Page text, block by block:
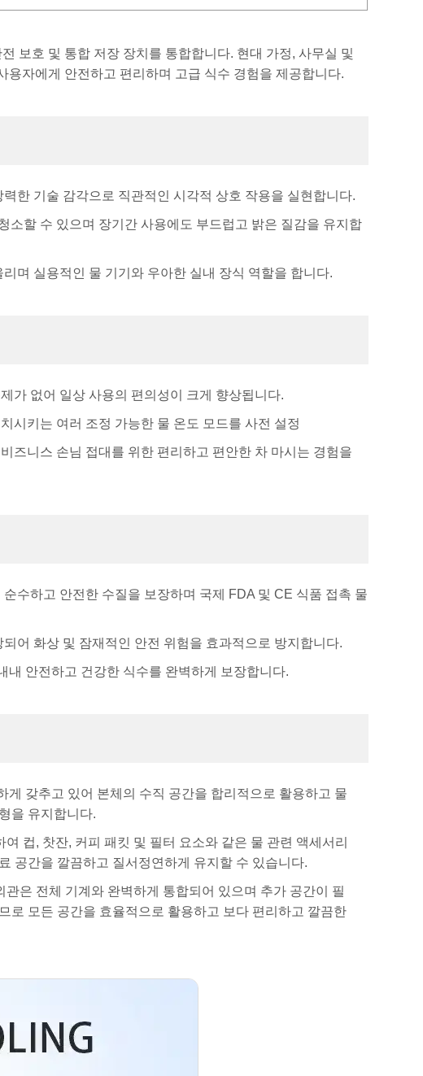
보호 및 통합 저장 장치를 통합합니다. 현대 가정, 사무실 및
자에게 안전하고 편리하며 고급 식수 경험을 제공합니다.
한 기술 감각으로 직관적인 시각적 상호 작용을 실현합니다.
소할 수 있으며 장기간 사용에도 부드럽고 밝은 질감을 유지합
며 실용적인 물 기기와 우아한 실내 장식 역할을 합니다.
가 없어 일상 사용의 편의성이 크게 향상됩니다.
시키는 여러 조정 가능한 물 온도 모드를 사전 설정
즈니스 손님 접대를 위한 편리하고 편안한 차 마시는 경험을
수하고 안전한 수질을 보장하며 국제 FDA 및 CE 식품 접촉 물
어 화상 및 잠재적인 안전 위험을 효과적으로 방지합니다.
내 안전하고 건강한 식수를 완벽하게 보장합니다.
갖추고 있어 본체의 수직 공간을 합리적으로 활용하고 물
을 유지합니다.
컵, 찻잔, 커피 패킷 및 필터 요소와 같은 물 관련 액세서리
공간을 깔끔하고 질서정연하게 유지할 수 있습니다.
은 전체 기계와 완벽하게 통합되어 있으며 추가 공간이 필
로 모든 공간을 효율적으로 활용하고 보다 편리하고 깔끔한